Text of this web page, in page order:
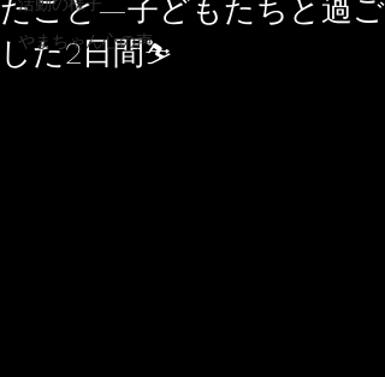
やまちゃん心の声
たこと—子どもたちと過ご
した2日間⛷️